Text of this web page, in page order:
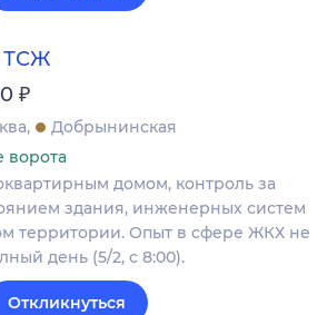
ТСЖ
₽
Добрынинская
ворота
домом, контроль за
здания, инженерных систем
территории. Опыт в сфере ЖКХ не
день (5/2, с 8:00).
Откликнуться